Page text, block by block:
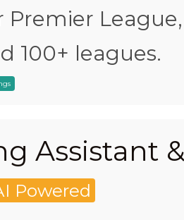
Premier League,
100+ leagues.
Assistant
Powered